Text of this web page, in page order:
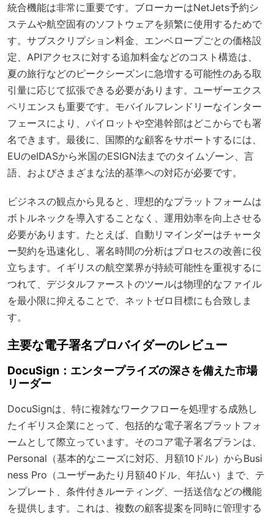
統合機能は非常に重要です。ブローカーはNetJets予約シ
ステムや航空固有のソフトウェアを頻繁に使用するためで
す。サブスクリプション料金、エンベロープごとの価格設
定、APIアクセスに対する追加料金などのコスト構造は、
夏の旅行などのピークシーズンに急増する可能性のある取
引量に応じて拡張できる必要があります。ユーザーエクス
ペリエンスも重要です。モバイルフレンドリーなインター
フェースにより、パイロットや空港幹部はどこからでも署
名できます。最後に、国際的な顧客をサポートするには、
EUのeIDASから米国のESIGN法までのタイムゾーン、言
語、およびさまざまな法的基準への対応が必要です。
ビジネスの観点から見ると、理想的なプラットフォームは
ボトルネックを導入することなく、運用効率を向上させる
必要があります。たとえば、自動リマインダーはチャータ
ー契約を迅速化し、署名時間の分析はプロセスの改善に役
立ちます。イギリスの航空業界が持続可能性を重視するに
つれて、デジタルファーストのツールは物理的なファイル
を最小限に抑えることで、ネットゼロ目標にも合致しま
す。
主要な電子署名プロバイダーのレビュー
DocuSign：エンタープライズの深さを備えた市場
リーダー
DocuSignは、特に複雑なワークフローを処理する成熟し
たイギリス企業にとって、包括的な電子署名プラットフォ
ームとして際立っています。そのコア電子署名プランは、
Personal（基本的なニーズに対応、月額10ドル）からBusi
ness Pro（ユーザーあたり月額40ドル、年払い）まで、テ
ンプレート、条件付きルーティング、一括送信などの機能
を提供します。これは、複数の顧客提案を同時に管理する